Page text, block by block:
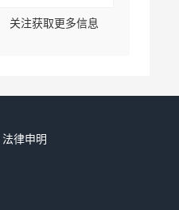
关注获取更多信息
法律申明